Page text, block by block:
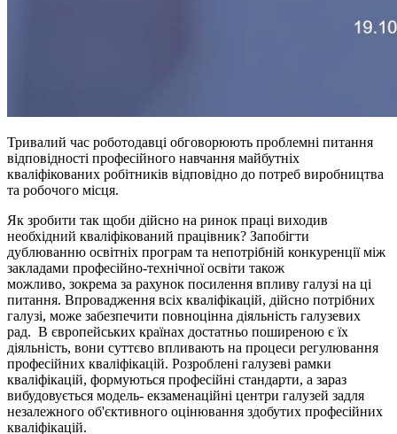
Тривалий час роботодавці обговорюють проблемні питання
відповідності професійного навчання майбутніх
кваліфікованих робітників відповідно до потреб виробництва
та робочого місця.
Як зробити так щоби дійсно на ринок праці виходив
необхідний кваліфікований працівник? Запобігти
дублюванню освітніх програм та непотрібній конкуренції між
закладами професійно-технічної освіти також
можливо, зокрема за рахунок посилення впливу галузі на ці
питання. Впровадження всіх кваліфікацій, дійсно потрібних
галузі, може забезпечити повноцінна діяльність галузевих
рад. В європейських країнах достатньо поширеною є їх
діяльність, вони суттєво впливають на процеси регулювання
професійних кваліфікацій. Розроблені галузеві рамки
кваліфікацій, формуються професійні стандарти, а зараз
вибудовується модель- екзаменаційні центри галузей задля
незалежного об'єктивного оцінювання здобутих професійних
кваліфікацій.